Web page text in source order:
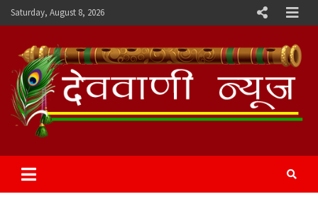
Skip
to
Saturday, August 8, 2026
Devvani News Portal